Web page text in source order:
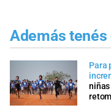
Además tenés
Para
niñas